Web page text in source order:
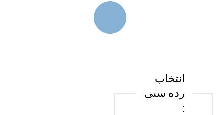
انتخاب
رده سنی
: